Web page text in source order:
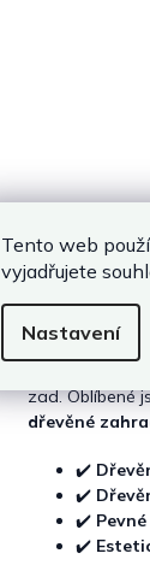
Tento web
vyjadřujete
Nastavení
🌿Přírodní a
🛡️Kvalitní
Široká
zad. Oblíbené
dřevěné
✔️
✔️
✔️
✔️